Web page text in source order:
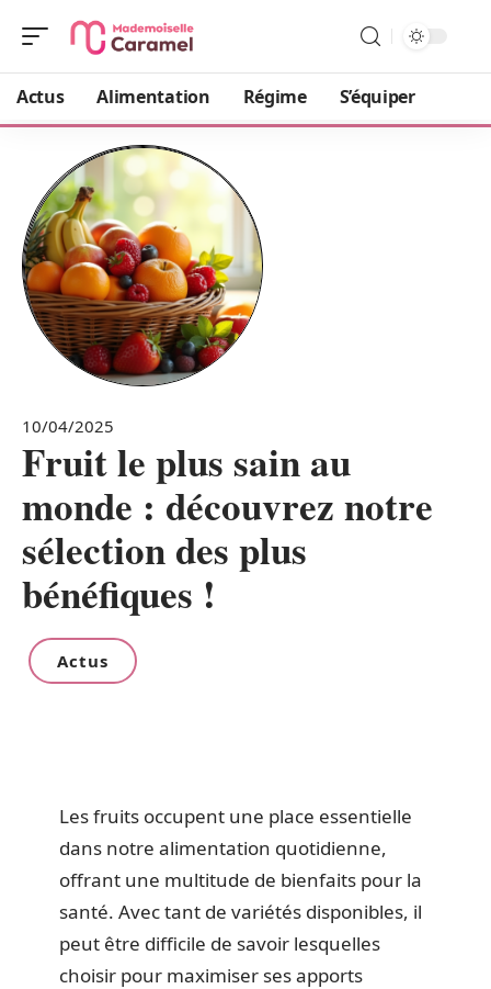
Actus Alimentation Régime S’équiper
10/04/2025
Fruit le plus sain au
monde : découvrez notre
sélection des plus
bénéfiques !
Actus
Les fruits occupent une place essentielle
dans notre alimentation quotidienne,
offrant une multitude de bienfaits pour la
santé. Avec tant de variétés disponibles, il
peut être difficile de savoir lesquelles
choisir pour maximiser ses apports